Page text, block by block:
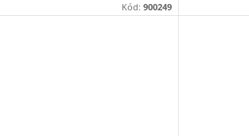
Kód: 900249